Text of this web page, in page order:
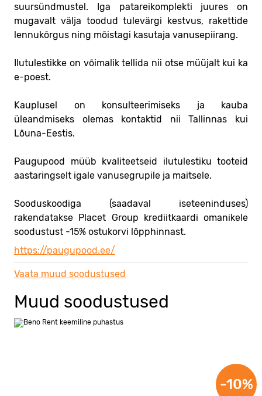
suursündmustel. Iga patareikomplekti juures on
mugavalt välja toodud tulevärgi kestvus, rakettide
lennukõrgus ning mõistagi kasutaja vanusepiirang.
Ilutulestikke on võimalik tellida nii otse müüjalt kui ka
e-poest.
Kauplusel on konsulteerimiseks ja kauba
üleandmiseks olemas kontaktid nii Tallinnas kui
Lõuna-Eestis.
Paugupood müüb kvaliteetseid ilutulestiku tooteid
aastaringselt igale vanusegrupile ja maitsele.
Sooduskoodiga (saadaval iseteeninduses)
rakendatakse Placet Group krediitkaardi omanikele
soodustust -15% ostukorvi lõpphinnast.
https://paugupood.ee/
Vaata muud soodustused
Muud soodustused
-10%